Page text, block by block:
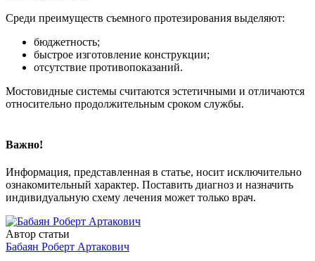
Среди преимуществ съемного протезирования выделяют:
бюджетность;
быстрое изготовление конструкции;
отсутствие противопоказаний.
Мостовидные системы считаются эстетичными и отличаются
относительно продолжительным сроком службы.
Важно!
Информация, представленная в статье, носит исключительно
ознакомительный характер. Поставить диагноз и назначить
индивидуальную схему лечения может только врач.
Автор статьи
Бабаян Роберт Артакович